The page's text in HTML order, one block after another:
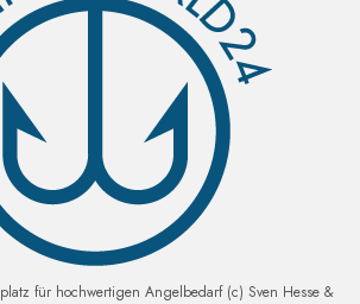
für hochwertigen Angelbedarf (c) Sven Hesse &